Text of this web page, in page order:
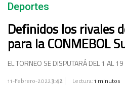
Deportes
Definidos los rivales
para la CONMEBOL
EL TORNEO SE DISPUTARÁ DEL 1 AL
11-Febrero-20223:42 Lectura: 1 minutos